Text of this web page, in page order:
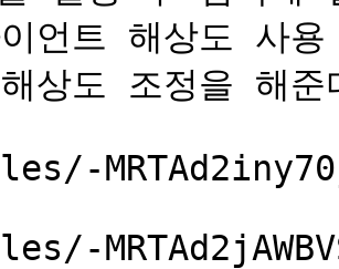
언트 해상도 사
상도 조정을 해